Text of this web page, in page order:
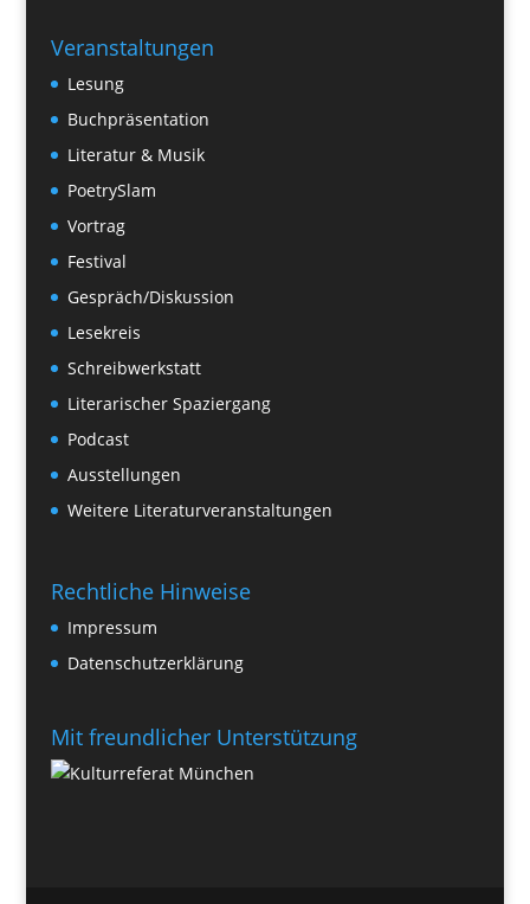
Veranstaltungen
Lesung
Buchpräsentation
Literatur & Musik
PoetrySlam
Vortrag
Festival
Gespräch/Diskussion
Lesekreis
Schreibwerkstatt
Literarischer Spaziergang
Podcast
Ausstellungen
Weitere Literaturveranstaltungen
Rechtliche Hinweise
Impressum
Datenschutzerklärung
Mit freundlicher Unterstützung